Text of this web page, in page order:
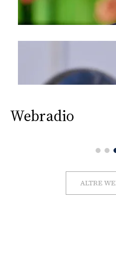
Webradio
ALTRE